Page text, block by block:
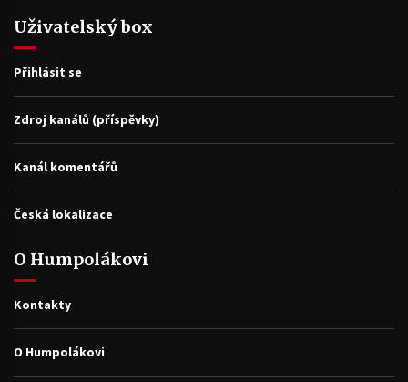
Uživatelský box
Přihlásit se
Zdroj kanálů (příspěvky)
Kanál komentářů
Česká lokalizace
O Humpolákovi
Kontakty
O Humpolákovi